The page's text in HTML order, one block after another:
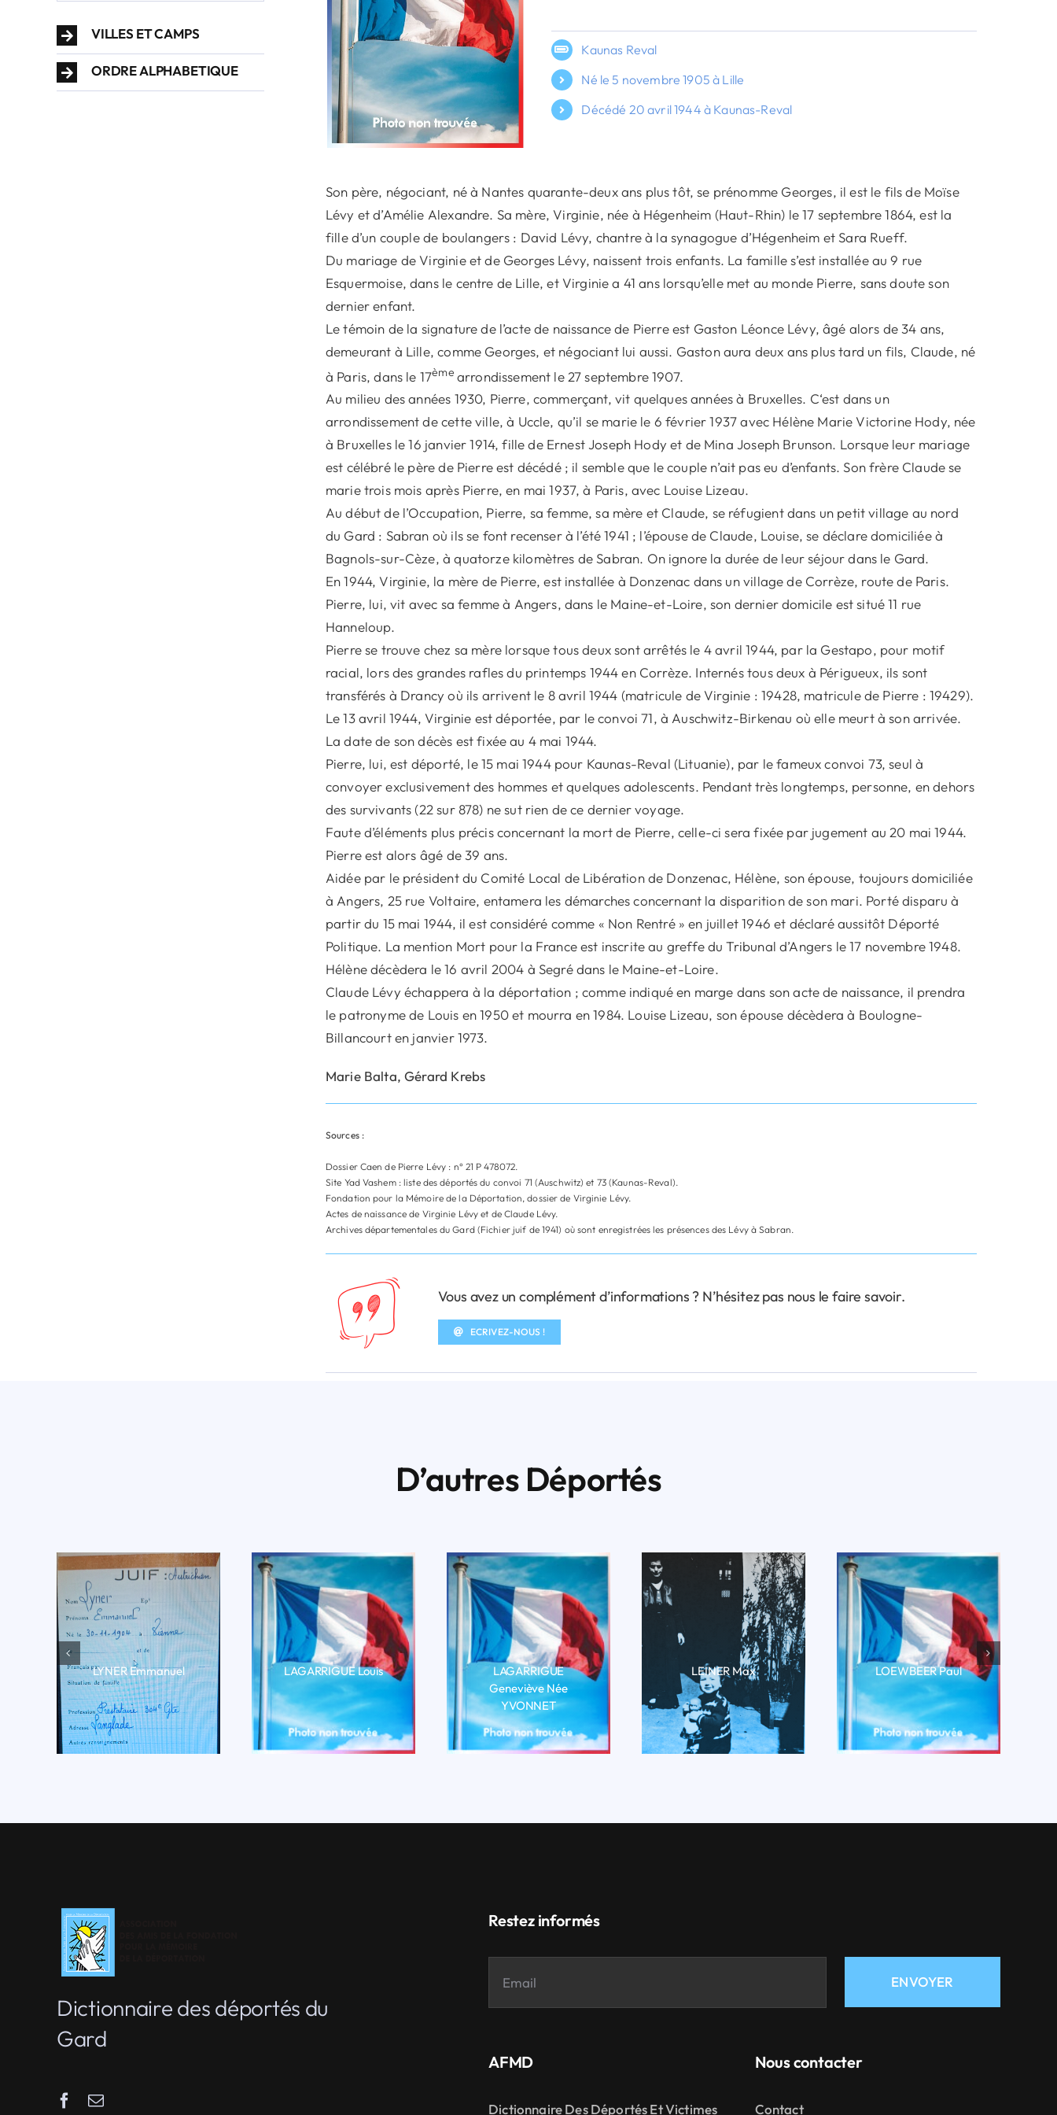
VILLES ET CAMPS
ORDRE ALPHABETIQUE
Kaunas Reval
Né le 5 novembre 1905 à Lille
Décédé 20 avril 1944 à Kaunas-Reval
Son père, négociant, né à Nantes quarante-deux ans plus tôt, se prénomme Georges, il est le fils de Moïse
Lévy et d’Amélie Alexandre. Sa mère, Virginie, née à Hégenheim (Haut-Rhin) le 17 septembre 1864, est la
fille d’un couple de boulangers : David Lévy, chantre à la synagogue d’Hégenheim et Sara Rueff.
Du mariage de Virginie et de Georges Lévy, naissent trois enfants. La famille s’est installée au 9 rue
Esquermoise, dans le centre de Lille, et Virginie a 41 ans lorsqu’elle met au monde Pierre, sans doute son
dernier enfant.
Le témoin de la signature de l’acte de naissance de Pierre est Gaston Léonce Lévy, âgé alors de 34 ans,
demeurant à Lille, comme Georges, et négociant lui aussi. Gaston aura deux ans plus tard un fils, Claude, né
à Paris, dans le 17ème arrondissement le 27 septembre 1907.
Au milieu des années 1930, Pierre, commerçant, vit quelques années à Bruxelles. C‘est dans un
arrondissement de cette ville, à Uccle, qu’il se marie le 6 février 1937 avec Hélène Marie Victorine Hody, née
à Bruxelles le 16 janvier 1914, fille de Ernest Joseph Hody et de Mina Joseph Brunson. Lorsque leur mariage
est célébré le père de Pierre est décédé ; il semble que le couple n’ait pas eu d’enfants. Son frère Claude se
marie trois mois après Pierre, en mai 1937, à Paris, avec Louise Lizeau.
Au début de l’Occupation, Pierre, sa femme, sa mère et Claude, se réfugient dans un petit village au nord
du Gard : Sabran où ils se font recenser à l’été 1941 ; l’épouse de Claude, Louise, se déclare domiciliée à
Bagnols-sur-Cèze, à quatorze kilomètres de Sabran. On ignore la durée de leur séjour dans le Gard.
En 1944, Virginie, la mère de Pierre, est installée à Donzenac dans un village de Corrèze, route de Paris.
Pierre, lui, vit avec sa femme à Angers, dans le Maine-et-Loire, son dernier domicile est situé 11 rue
Hanneloup.
Pierre se trouve chez sa mère lorsque tous deux sont arrêtés le 4 avril 1944, par la Gestapo, pour motif
racial, lors des grandes rafles du printemps 1944 en Corrèze. Internés tous deux à Périgueux, ils sont
transférés à Drancy où ils arrivent le 8 avril 1944 (matricule de Virginie : 19428, matricule de Pierre : 19429).
Le 13 avril 1944, Virginie est déportée, par le convoi 71, à Auschwitz-Birkenau où elle meurt à son arrivée.
La date de son décès est fixée au 4 mai 1944.
Pierre, lui, est déporté, le 15 mai 1944 pour Kaunas-Reval (Lituanie), par le fameux convoi 73, seul à
convoyer exclusivement des hommes et quelques adolescents. Pendant très longtemps, personne, en dehors
des survivants (22 sur 878) ne sut rien de ce dernier voyage.
Faute d’éléments plus précis concernant la mort de Pierre, celle-ci sera fixée par jugement au 20 mai 1944.
Pierre est alors âgé de 39 ans.
Aidée par le président du Comité Local de Libération de Donzenac, Hélène, son épouse, toujours domiciliée
à Angers, 25 rue Voltaire, entamera les démarches concernant la disparition de son mari. Porté disparu à
partir du 15 mai 1944, il est considéré comme « Non Rentré » en juillet 1946 et déclaré aussitôt Déporté
Politique. La mention Mort pour la France est inscrite au greffe du Tribunal d’Angers le 17 novembre 1948.
Hélène décèdera le 16 avril 2004 à Segré dans le Maine-et-Loire.
Claude Lévy échappera à la déportation ; comme indiqué en marge dans son acte de naissance, il prendra
le patronyme de Louis en 1950 et mourra en 1984. Louise Lizeau, son épouse décèdera à Boulogne-
Billancourt en janvier 1973.
Marie Balta, Gérard Krebs
Sources :
Dossier Caen de Pierre Lévy : n° 21 P 478072.
Site Yad Vashem : liste des déportés du convoi 71 (Auschwitz) et 73 (Kaunas-Reval).
Fondation pour la Mémoire de la Déportation, dossier de Virginie Lévy.
Actes de naissance de Virginie Lévy et de Claude Lévy.
Archives départementales du Gard (Fichier juif de 1941) où sont enregistrées les présences des Lévy à Sabran.
Vous avez un complément d’informations ? N’hésitez pas nous le faire savoir.
ECRIVEZ-NOUS !
D’autres Déportés
LYNER Emmanuel
LIRE LA BIO
LAGARRIGUE Louis
LIRE LA BIO
LAGARRIGUE
Geneviève Née
YVONNET
LIRE LA BIO
LEINER Max
LIRE LA BIO
LOEWBEER Paul
LIRE LA BIO
Dictionnaire des déportés du
Gard
Restez informés
ENVOYER
AFMD
Dictionnaire Des Déportés Et Victimes
Nous contacter
Contact